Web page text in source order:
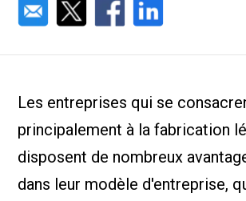
Les entreprises qui se
principalement à la fabrication
disposent de nombreux
dans leur modèle d'entreprise,